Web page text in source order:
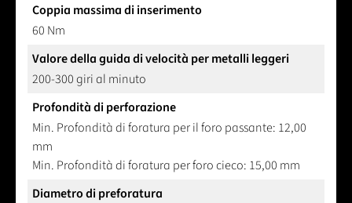
Coppia massima di inserimento
60 Nm
Valore della guida di velocità per metalli leggeri
200-300 giri al minuto
Profondità di perforazione
Min. Profondità di foratura per il foro passante: 12,00
mm
Min. Profondità di foratura per foro cieco: 15,00 mm
Diametro di preforatura